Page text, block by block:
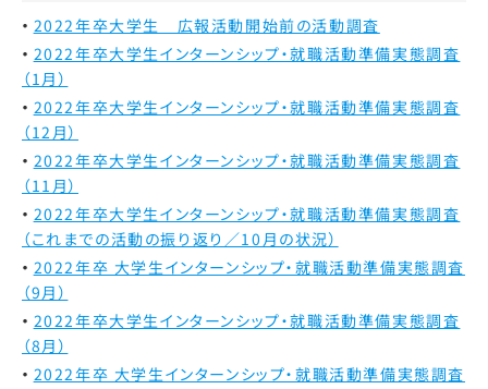
2022年卒大学生 広報活動開始前の活動調査
2022年卒大学生インターンシップ・就職活動準備実態調査
（1月）
2022年卒大学生インターンシップ・就職活動準備実態調査
（12月）
2022年卒大学生インターンシップ・就職活動準備実態調査
（11月）
2022年卒大学生インターンシップ・就職活動準備実態調査
（これまでの活動の振り返り／10月の状況）
2022年卒 大学生インターンシップ・就職活動準備実態調査
（9月）
2022年卒大学生インターンシップ・就職活動準備実態調査
（8月）
2022年卒 大学生インターンシップ・就職活動準備実態調査